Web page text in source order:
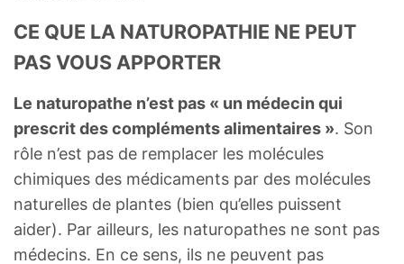
CE QUE LA NATUROPATHIE NE PEUT
PAS VOUS APPORTER
Le naturopathe n’est pas « un médecin qui
prescrit des compléments alimentaires ». Son
rôle n’est pas de remplacer les molécules
chimiques des médicaments par des molécules
naturelles de plantes (bien qu’elles puissent
aider). Par ailleurs, les naturopathes ne sont pas
médecins. En ce sens, ils ne peuvent pas